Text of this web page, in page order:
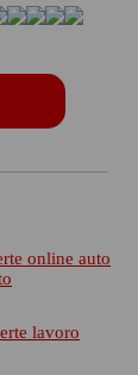
online auto
lavoro